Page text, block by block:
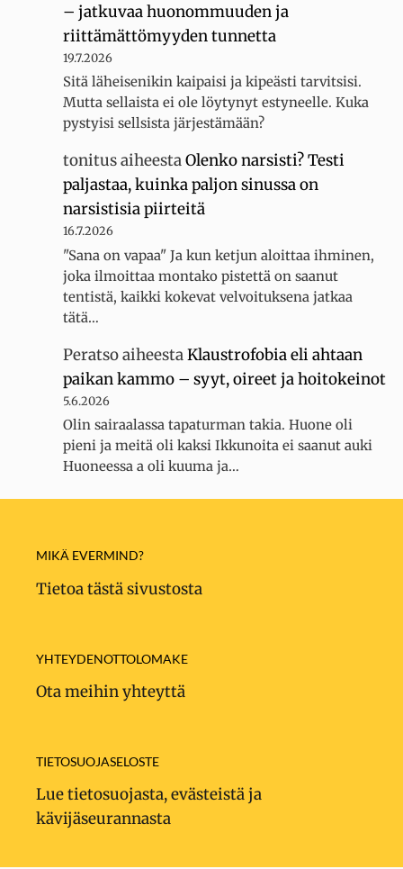
– jatkuvaa huonommuuden ja
riittämättömyyden tunnetta
19.7.2026
Sitä läheisenikin kaipaisi ja kipeästi tarvitsisi.
Mutta sellaista ei ole löytynyt estyneelle. Kuka
pystyisi sellsista järjestämään?
tonitusaiheestaOlenko narsisti? Testi
paljastaa, kuinka paljon sinussa on
narsistisia piirteitä
16.7.2026
"Sana on vapaa" Ja kun ketjun aloittaa ihminen,
joka ilmoittaa montako pistettä on saanut
tentistä, kaikki kokevat velvoituksena jatkaa
tätä…
PeratsoaiheestaKlaustrofobia eli ahtaan
paikan kammo – syyt, oireet ja hoitokeinot
5.6.2026
Olin sairaalassa tapaturman takia. Huone oli
pieni ja meitä oli kaksi Ikkunoita ei saanut auki
Huoneessa a oli kuuma ja…
MIKÄ EVERMIND?
Tietoa tästä sivustosta
YHTEYDENOTTOLOMAKE
Ota meihin yhteyttä
TIETOSUOJASELOSTE
Lue tietosuojasta, evästeistä ja
kävijäseurannasta